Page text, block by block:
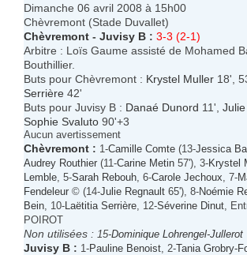
Dimanche 06 avril 2008 à 15h00
Chèvremont (Stade Duvallet)
Chèvremont - Juvisy B : 3-3 (2-1)
Arbitre : Loïs Gaume assisté de Mohamed
Bouthillier.
Buts pour Chèvremont : Krystel Muller 18',
Serrière 42'
Buts pour Juvisy B : Danaé Dunord 11',
Sophie Svaluto 90'+3
Aucun avertissement
Chèvremont : 1-Camille Comte (13-Jessica
Audrey Routhier (11-Carine Metin 57'), 3-Krystel
Lemble , 5-Sarah Rebouh , 6-Carole Jechoux , 7-
Fendeleur © (14-Julie Regnault 65'), 8-Noémie
Bein , 10- Laëtitia Serrière , 12-Séverine Dinut ,
POIROT
Non utilisées : 15-Dominique Lohrengel-Jullerot
Juvisy B : 1-Pauline Benoist , 2-Tania Grobry-